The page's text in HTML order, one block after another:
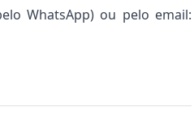
WhatsApp) ou pelo email: